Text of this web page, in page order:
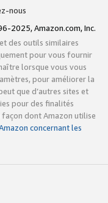
nous
2025, Amazon.com, Inc.
des outils similaires
pour vous fournir
lorsque vous vous
pour améliorer la
que d’autres sites et
pour des finalités
dont Amazon utilise
concernant les